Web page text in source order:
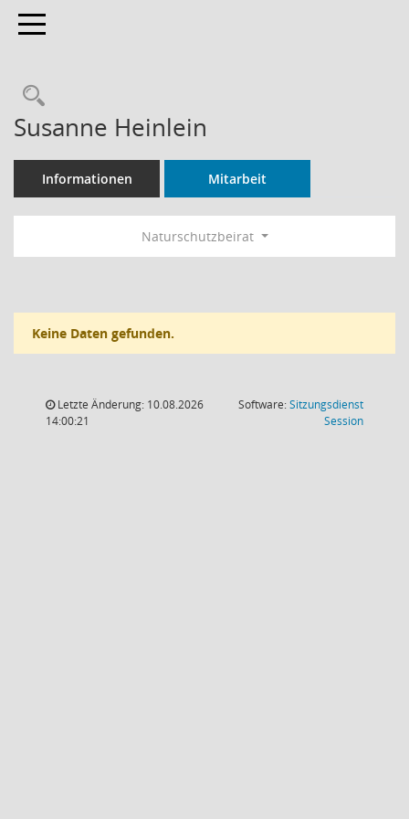
Toggle navigation
Rechercheauswahl
Susanne Heinlein
Informationen Mitarbeit
Naturschutzbeirat
Keine Daten gefunden.
Letzte Änderung: 10.08.2026
14:00:21
Software:Sitzungsdienst
Session(Wird in